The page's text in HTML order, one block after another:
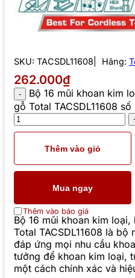
SKU: TACSDL11608 Hãng:
262.000₫
Bộ 16 mũi khoan kim
gỗ Total TACSDL11608
Thêm vào giỏ
Mua ngay
Thêm vào báo giá
Bộ 16 mũi khoan kim
Total TACSDL11608 là
đáp ứng mọi nhu cầu
tưởng để khoan kim loại,
một cách chính xác và